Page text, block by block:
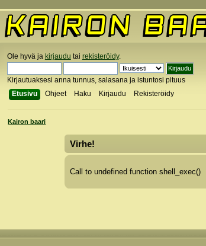
Ole hyvä ja kirjaudu tai rekisteröidy.
Kirjautuaksesi anna tunnus, salasana ja istuntosi pituus
Etusivu
Ohjeet Haku Kirjaudu Rekisteröidy
Kairon baari
Virhe!
Call to undefined function shell_exec()